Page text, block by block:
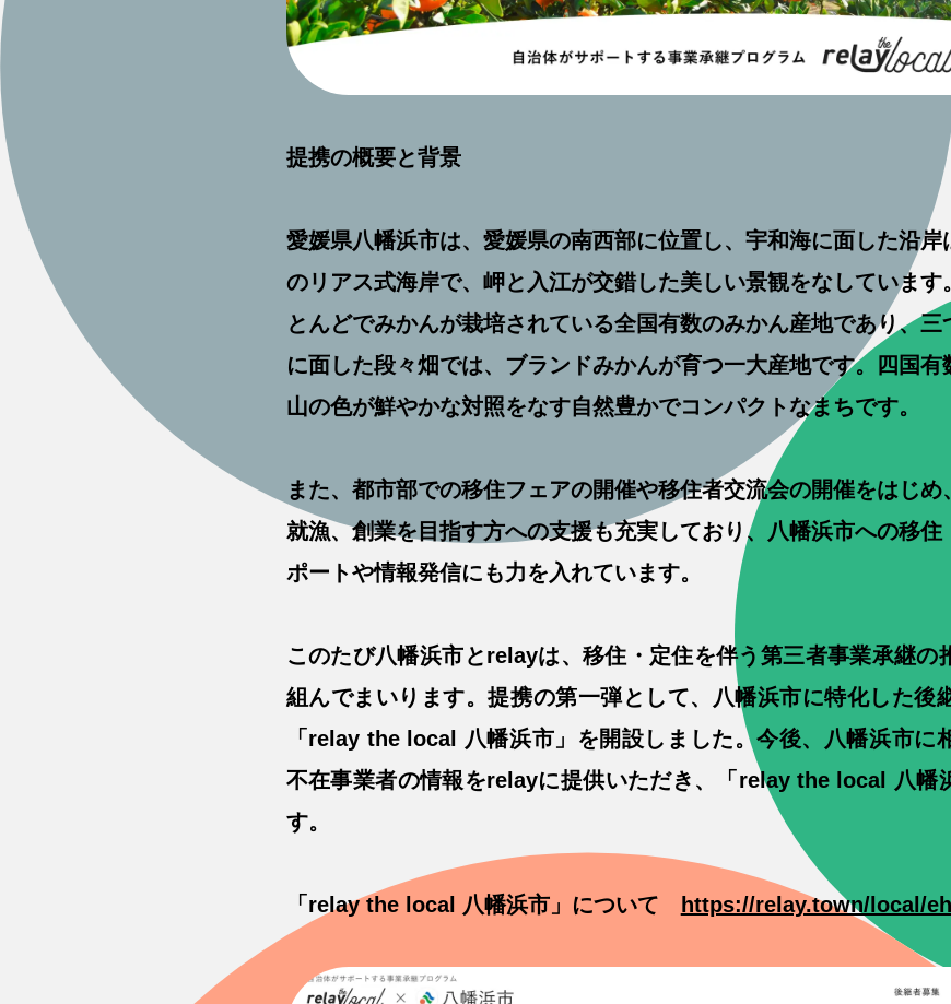
提携の概要と背景
愛媛県八幡浜市は、愛媛県の南西部に位置し、宇和海に面した沿
のリアス式海岸で、岬と入江が交錯した美しい景観をなしていま
とんどでみかんが栽培されている全国有数のみかん産地であり、
に面した段々畑では、ブランドみかんが育つ一大産地です。四国有
山の色が鮮やかな対照をなす自然豊かでコンパクトなまちです。
また、都市部での移住フェアの開催や移住者交流会の開催をはじめ
就漁、創業を目指す方への支援も充実しており、八幡浜市への移
ポートや情報発信にも力を入れています。
このたび八幡浜市とrelayは、移住・定住を伴う第三者事業承継の
組んでまいります。提携の第一弾として、八幡浜市に特化した後
「relay the local 八幡浜市」を開設しました。今後、八幡浜市に
不在事業者の情報をrelayに提供いただき、「relay the local 八幡
す。
「relay the local 八幡浜市」について https://relay.town/local/